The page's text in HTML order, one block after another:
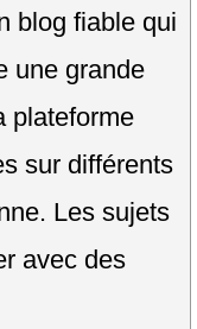
blog fiable qui
une grande
plateforme
sur différents
Les sujets
avec des